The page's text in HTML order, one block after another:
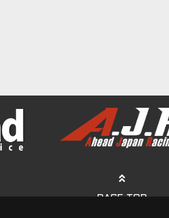
PAGE TOP